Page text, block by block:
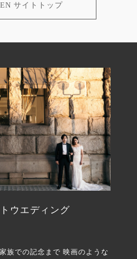
サイトトップ
ウエディング
族での記念まで 映画のような